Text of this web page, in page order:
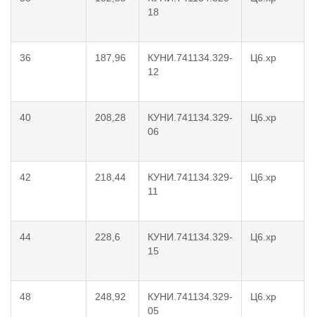
18
36 187,96
КУНИ.741134.329-
12
Ц6.хр
40 208,28
КУНИ.741134.329-
06
Ц6.хр
42 218,44
КУНИ.741134.329-
11
Ц6.хр
44 228,6
КУНИ.741134.329-
15
Ц6.хр
48 248,92
КУНИ.741134.329-
05
Ц6.хр